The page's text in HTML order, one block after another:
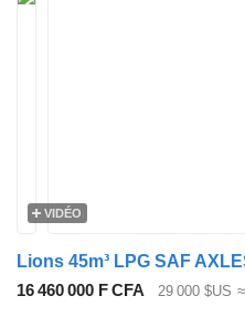
VIDÉO
Lions 45m³ LPG SAF
16 460 000 F CFA
29 000 $US